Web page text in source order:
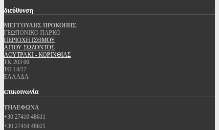
διεύθυνση
ΜΕΓΓΟΥΛΗΣ ΠΡΟΚΟΠΗΣ
ΓΕΩΠΟΝΙΚΟ ΠΑΡΚΟ
ΠΕΡΙΟΧΗ ΙΣΘΜΟΥ
ΑΓΙΟΥ ΣΩΖΟΝΤΟΣ
ΛΟΥΤΡΑΚΙ - ΚΟΡΙΝΘΙΑΣ
ΤΚ 203 00
ΤΘ 14/17
ΕΛΛΑΔΑ
επικοινωνία
ΤΗΛΕΦΩΝΑ
+30 27410 48611
+30 27410 48621